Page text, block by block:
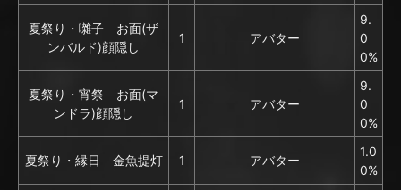
夏祭り・囃子 お面(ザ
ンバルド)顔隠し
1 アバター
9.
0
0%
夏祭り・宵祭 お面(マ
ンドラ)顔隠し
1 アバター
9.
0
0%
夏祭り・縁日 金魚提灯 1 アバター
1.0
0%